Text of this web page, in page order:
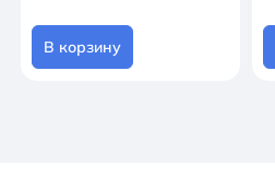
В корзину